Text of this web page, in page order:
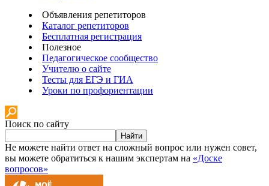
Объявления репетиторов
Каталог репетиторов
Бесплатная регистрация
Полезное
Педагогическое сообщество
Учителю о сайте
Тесты для ЕГЭ и ГИА
Уроки по профориентации
Поиск по сайту
Найти
Не можете найти ответ на сложный вопрос или нужен совет,
вы можете обратиться к нашим экспертам на «Доске
вопросов»